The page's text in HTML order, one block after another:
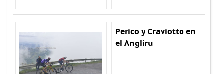
Perico y Craviotto en
el Angliru